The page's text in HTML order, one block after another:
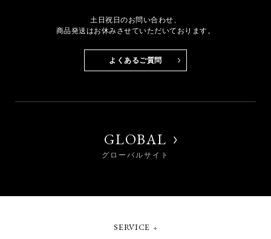
土日祝日のお問い合わせ、
商品発送はお休みさせていただいております。
よくあるご質問
GLOBAL
グローバルサイト
SERVICE